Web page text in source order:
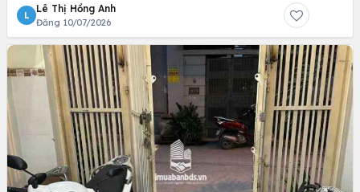
L
Lê Thị Hồng Anh
Đăng 10/07/2026